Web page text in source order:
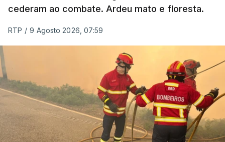
cederam ao combate. Ardeu mato e floresta.
RTP / 9 Agosto 2026, 07:59